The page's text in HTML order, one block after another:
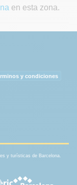
en esta zona.
y condiciones
y turísticas de Barcelona.